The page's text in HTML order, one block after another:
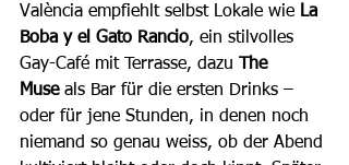
València empfiehlt selbst Lokale wie La
Boba y el Gato Rancio, ein stilvolles
Gay-Café mit Terrasse, dazu The
Muse als Bar für die ersten Drinks –
oder für jene Stunden, in denen noch
niemand so genau weiss, ob der Abend